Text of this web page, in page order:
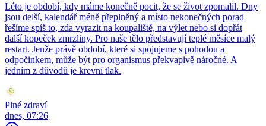
Léto je období, kdy máme konečně pocit, že se život zpomalil. Dny
jsou delší, kalendář méně přeplněný a místo nekonečných porad
řešíme spíš to, zda vyrazit na koupaliště, na výlet nebo si dopřát
další kopeček zmrzliny. Pro naše tělo představují teplé měsíce malý
restart. Jenže právě období, které si spojujeme s pohodou a
odpočinkem, může být pro organismus překvapivě náročné. A
jedním z důvodů je krevní tlak.
Plné zdraví
dnes, 07:26